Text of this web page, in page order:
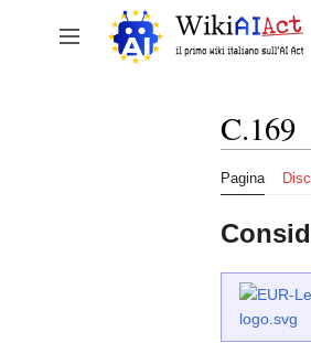
contenuto
Attiva/disattiva la barra laterale
C.169
Pagina